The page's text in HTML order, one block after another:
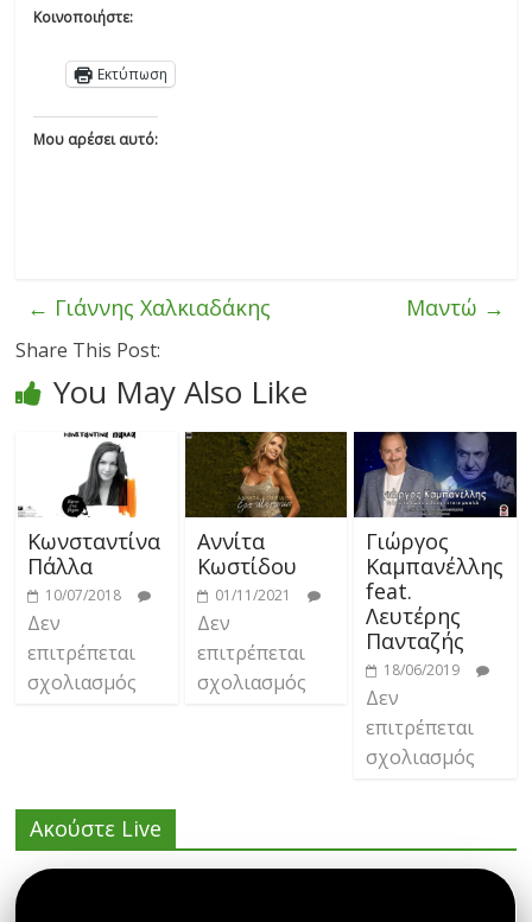
Κοινοποιήστε:
Εκτύπωση
Μου αρέσει αυτό:
← Γιάννης Χαλκιαδάκης Μαντώ →
Share This Post:
You May Also Like
Κωνσταντίνα
Πάλλα
10/07/2018
Δεν
επιτρέπεται
σχολιασμός
Αννίτα
Κωστίδου
01/11/2021
Δεν
επιτρέπεται
σχολιασμός
Γιώργος
Καμπανέλλης
feat.
Λευτέρης
Πανταζής
18/06/2019
Δεν
επιτρέπεται
σχολιασμός
Ακούστε Live